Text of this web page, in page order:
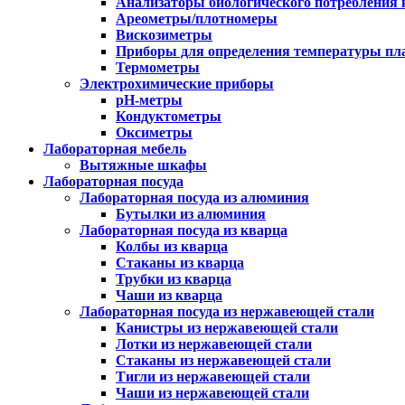
Ареометры/плотномеры
Вискозиметры
Приборы для определения температуры
Термометры
Электрохимические приборы
pH-метры
Кондуктометры
Оксиметры
Лабораторная мебель
Вытяжные шкафы
Лабораторная посуда
Лабораторная посуда из алюминия
Бутылки из алюминия
Лабораторная посуда из кварца
Колбы из кварца
Стаканы из кварца
Трубки из кварца
Чаши из кварца
Лабораторная посуда из нержавеющей стали
Канистры из нержавеющей стали
Лотки из нержавеющей стали
Стаканы из нержавеющей стали
Тигли из нержавеющей стали
Чаши из нержавеющей стали